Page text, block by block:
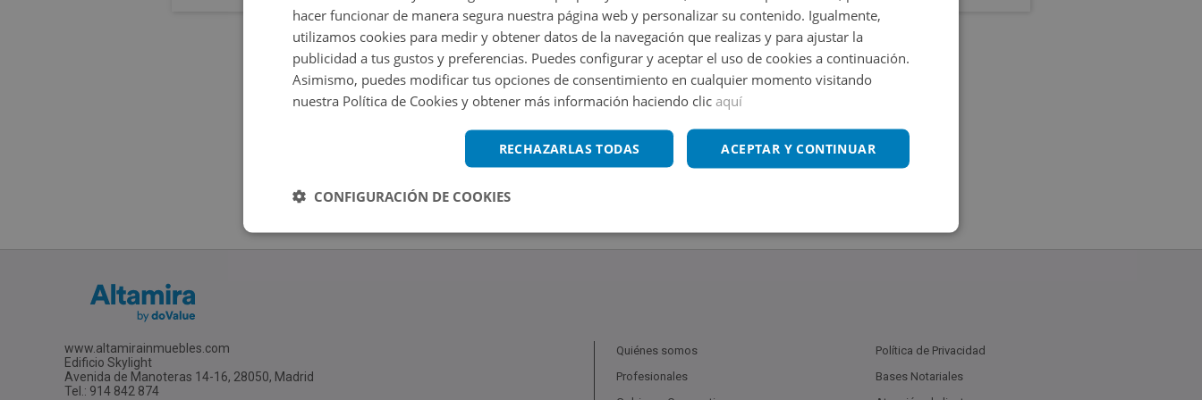
www.altamirainmuebles.com
Edificio Skylight
Avenida de Manoteras 14-16, 28050, Madrid
Tel.: 914 842 874
Quiénes somos
Profesionales
Política de Privacidad
Bases Notariales
hacer funcionar de manera segura nuestra página web y personalizar su contenido. Igualmente,
utilizamos cookies para medir y obtener datos de la navegación que realizas y para ajustar la
publicidad a tus gustos y preferencias. Puedes configurar y aceptar el uso de cookies a continuación.
Asimismo, puedes modificar tus opciones de consentimiento en cualquier momento visitando
nuestra Política de Cookies y obtener más información haciendo clic aquí
ACEPTAR Y CONTINUAR
RECHAZARLAS TODAS
CONFIGURACIÓN DE COOKIES